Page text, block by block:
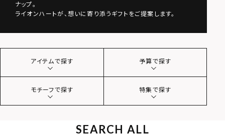
ナップ。
ライオンハートが、想いに寄り添うギフトをご提案します。
アイテムで探す 予算で探す
モチーフで探す 特集で探す
SEARCH ALL